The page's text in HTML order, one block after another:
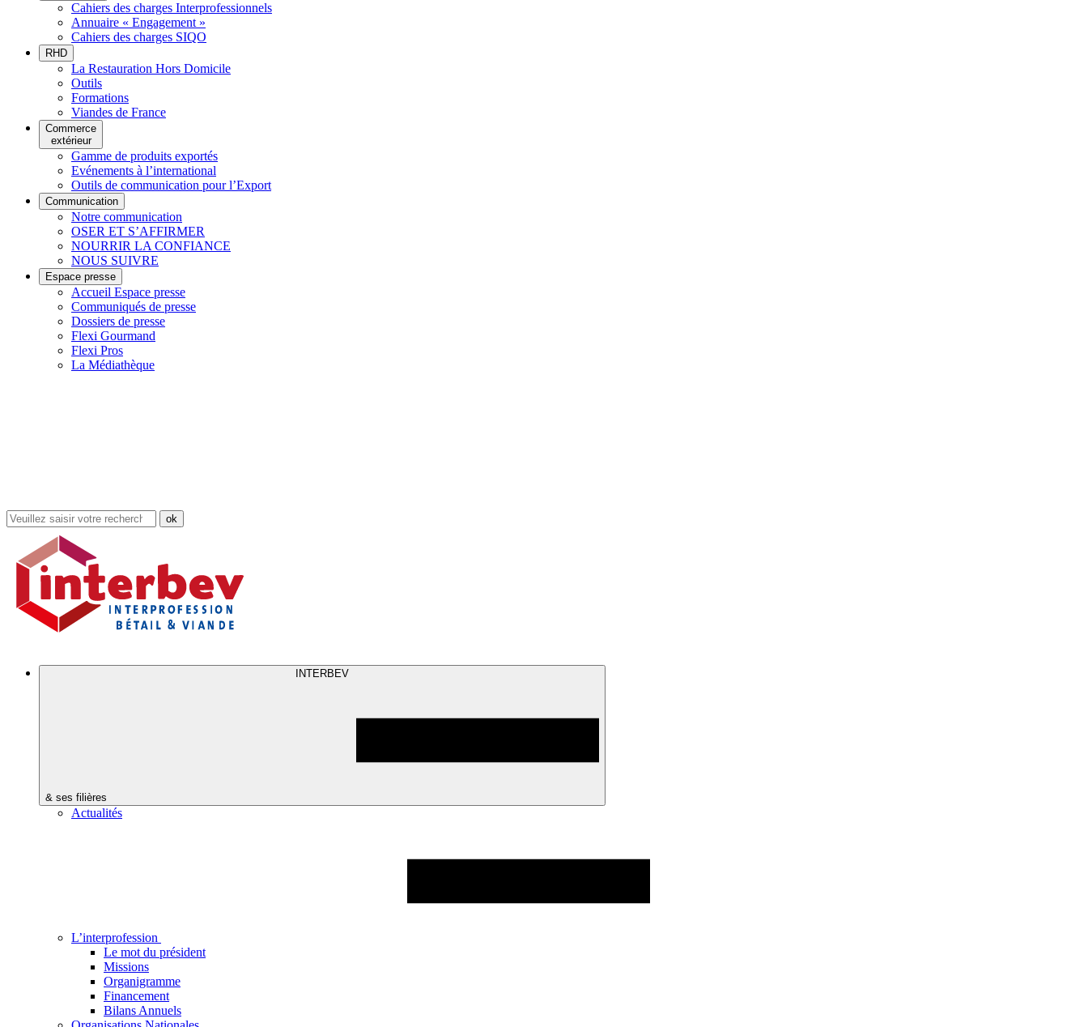
Cahiers des charges Interprofessionnels
Annuaire « Engagement »
Cahiers des charges SIQO
RHD
La Restauration Hors Domicile
Outils
Formations
Viandes de France
Commerce
extérieur
Gamme de produits exportés
Evénements à l’international
Outils de communication pour l’Export
Communication
Notre communication
OSER ET S’AFFIRMER
NOURRIR LA CONFIANCE
NOUS SUIVRE
Espace presse
Accueil Espace presse
Communiqués de presse
Dossiers de presse
Flexi Gourmand
Flexi Pros
La Médiathèque
Rechercher
dans
site
INTERBEV
& ses filières
Actualités
L’interprofession
Le mot du président
Missions
Organigramme
Financement
Bilans Annuels